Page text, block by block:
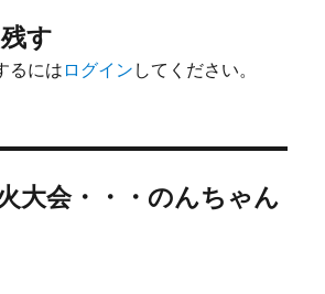
す
るにはログイン してください。
大会・・・のんちゃん